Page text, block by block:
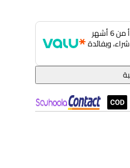
ادفع مع ڤاليو واستمتع بخطط تقسيط تبدأ من 6 أشهر
شراء، وبفائدة